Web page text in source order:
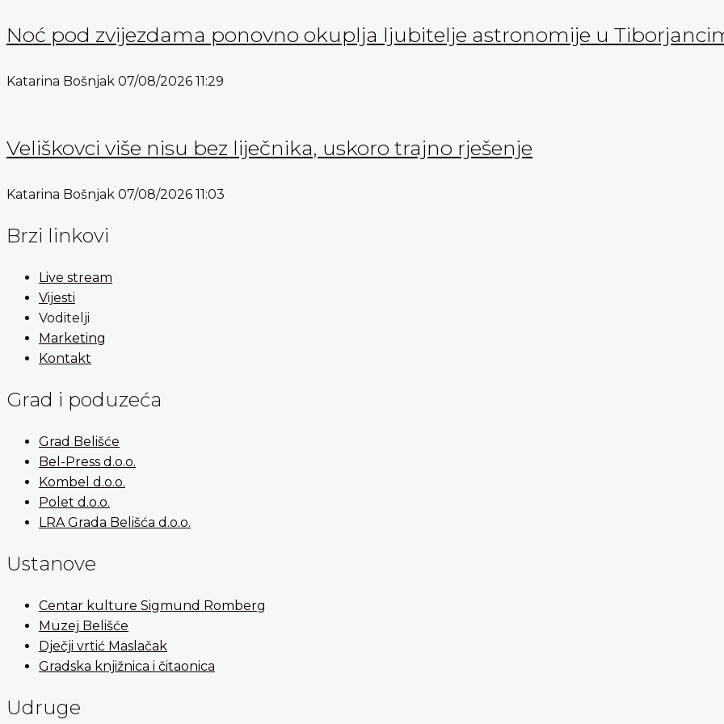
Noć pod zvijezdama ponovno okuplja ljubitelje astronomije u
Katarina Bošnjak 07/08/2026 11:29
Veliškovci više nisu bez liječnika, uskoro trajno rješenje
Katarina Bošnjak 07/08/2026 11:03
Brzi linkovi
Live stream
Vijesti
Voditelji
Marketing
Kontakt
Grad i poduzeća
Grad Belišće
Bel-Press d.o.o.
Kombel d.o.o.
Polet d.o.o.
LRA Grada Belišća d.o.o.
Ustanove
Centar kulture Sigmund Romberg
Muzej Belišće
Dječji vrtić Maslačak
Gradska knjižnica i čitaonica
Udruge